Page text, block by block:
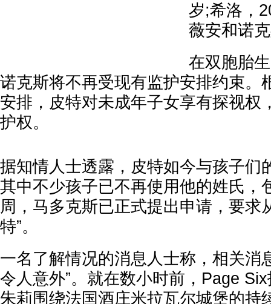
岁;希洛，
薇安和诺
在双胞胎
诺克斯将不再受现有监护安排约束。
安排，皮特对未成年子女享有探视权
护权。
据知情人士透露，皮特如今与孩子们
其中不少孩子已不再使用他的姓氏，
周，马多克斯已正式提出申请，要求
特”。
一名了解情况的消息人士称，相关消
令人意外”。就在数小时前，Page
朱莉围绕法国酒庄米拉瓦尔城堡的持